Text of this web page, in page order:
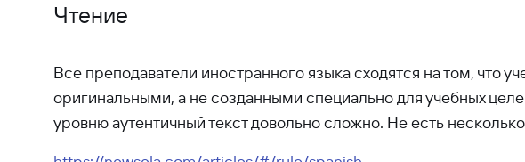
Чтение
Все преподаватели иностранного языка сходятся на том, что
оригинальными, а не созданными специально для учебных
уровню аутентичный текст довольно сложно. Не есть